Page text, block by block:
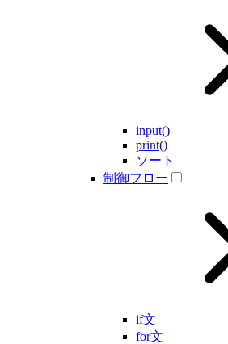
input()
print()
ソート
制御フロー
if文
for文